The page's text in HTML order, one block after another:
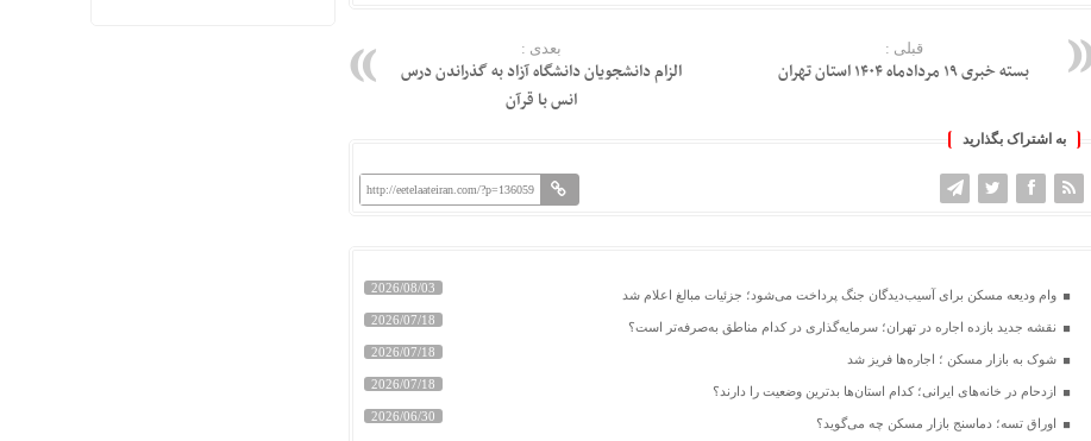
بعدی :
الزام دانشجویان دانشگاه آزاد به گذراندن درس
انس با قرآن
قبلی :
بسته خبری ۱۹ مردادماه ۱۴۰۴ استان تهران
به اشتراک بگذارید
http://eetelaateiran.com/?p=136059
وام ودیعه مسکن برای آسیب‌دیدگان جنگ پرداخت می‌شود؛ جزئیات مبالغ اعلام شد 2026/08/03
نقشه جدید بازده اجاره در تهران؛ سرمایه‌گذاری در کدام مناطق به‌صرفه‌تر است؟ 2026/07/18
شوک به بازار مسکن ؛ اجاره‌ها فریز شد 2026/07/18
ازدحام در خانه‌های ایرانی؛ کدام استان‌ها بدترین وضعیت را دارند؟ 2026/07/18
اوراق تسه؛ دماسنج بازار مسکن چه می‌گوید؟ 2026/06/30